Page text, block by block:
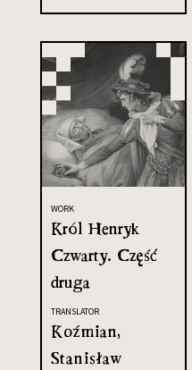
WORK
Król Henryk
Czwarty. Część
druga
TRANSLATOR
Koźmian,
Stanisław